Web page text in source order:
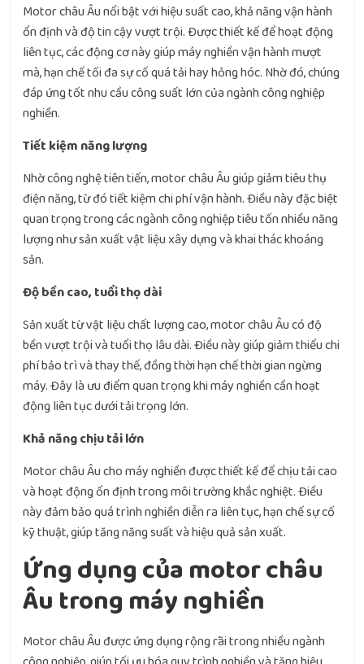
Motor châu Âu nổi bật với hiệu suất cao, khả năng vận hành
ổn định và độ tin cậy vượt trội. Được thiết kế để hoạt động
liên tục, các động cơ này giúp máy nghiền vận hành mượt
mà, hạn chế tối đa sự cố quá tải hay hỏng hóc. Nhờ đó, chúng
đáp ứng tốt nhu cầu công suất lớn của ngành công nghiệp
nghiền.
Tiết kiệm năng lượng
Nhờ công nghệ tiên tiến, motor châu Âu giúp giảm tiêu thụ
điện năng, từ đó tiết kiệm chi phí vận hành. Điều này đặc biệt
quan trọng trong các ngành công nghiệp tiêu tốn nhiều năng
lượng như sản xuất vật liệu xây dựng và khai thác khoáng
sản.
Độ bền cao, tuổi thọ dài
Sản xuất từ vật liệu chất lượng cao, motor châu Âu có độ
bền vượt trội và tuổi thọ lâu dài. Điều này giúp giảm thiểu chi
phí bảo trì và thay thế, đồng thời hạn chế thời gian ngừng
máy. Đây là ưu điểm quan trọng khi máy nghiền cần hoạt
động liên tục dưới tải trọng lớn.
Khả năng chịu tải lớn
Motor châu Âu cho máy nghiền được thiết kế để chịu tải cao
và hoạt động ổn định trong môi trường khắc nghiệt. Điều
này đảm bảo quá trình nghiền diễn ra liên tục, hạn chế sự cố
kỹ thuật, giúp tăng năng suất và hiệu quả sản xuất.
Ứng dụng của motor châu
Âu trong máy nghiền
Motor châu Âu được ứng dụng rộng rãi trong nhiều ngành